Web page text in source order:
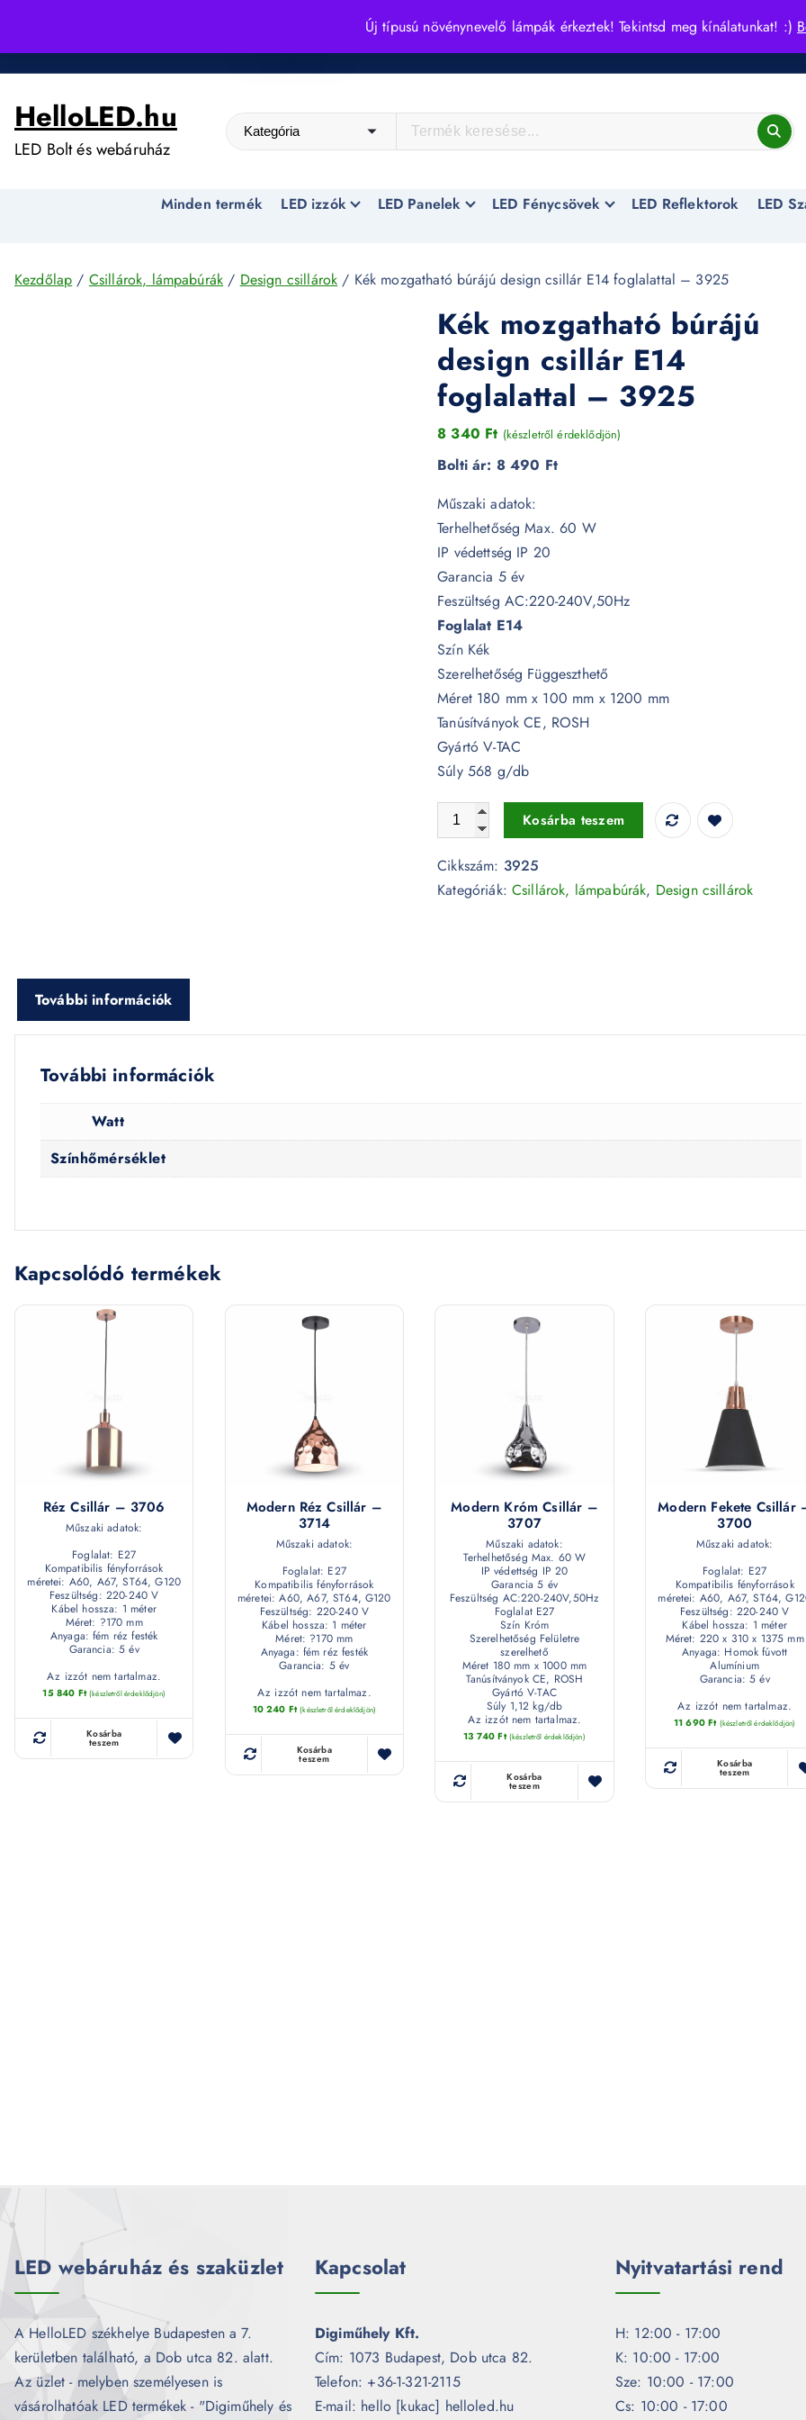
Új típusú növénynevelő lámpák érkeztek! Tekintsd meg kínálatunkat! :)
i
HelloLED.hu
LED Bolt és webáruház
Minden termék LED izzók LED Panelek LED Fénycsövek LED Reflektorok LED
Kezdőlap / Csillárok, lámpabúrák / Design csillárok / Kék mozgatható búrájú design csillár E14 foglalattal – 3925
Kék mozgatható búrájú
design csillár E14
foglalattal – 3925
8 340 Ft (készletről érdeklődjön)
Bolti ár: 8 490 Ft
Műszaki adatok:
Terhelhetőség Max. 60 W
IP védettség IP 20
Garancia 5 év
Feszültség AC:220-240V,50Hz
Foglalat E14
Szín Kék
Szerelhetőség Függeszthető
Méret 180 mm x 100 mm x 1200 mm
Tanúsítványok CE, ROSH
Gyártó V-TAC
Súly 568 g/db
Kék mozgatható búrájú design csillár E14 foglalattal - 3925
Kosárba teszem
Cikkszám: 3925
Kategóriák:Csillárok, lámpabúrák, Design csillárok
További információk
További információk
Watt
Színhőmérséklet
Kapcsolódó termékek
Réz Csillár – 3706
Műszaki adatok:
Foglalat: E27
Kompatibilis fényforrások
méretei: A60, A67, ST64, G120
Feszültség: 220-240 V
Kábel hossza: 1 méter
Méret: ?170 mm
Anyaga: fém réz festék
Garancia: 5 év
Az izzót nem tartalmaz.
15 840 Ft (készletről érdeklődjön)
Kosárba
teszem
Modern Réz Csillár –
3714
Műszaki adatok:
Foglalat: E27
Kompatibilis fényforrások
méretei: A60, A67, ST64, G120
Feszültség: 220-240 V
Kábel hossza: 1 méter
Méret: ?170 mm
Anyaga: fém réz festék
Garancia: 5 év
Az izzót nem tartalmaz.
10 240 Ft (készletről érdeklődjön)
Kosárba
teszem
Modern Króm Csillár –
3707
Műszaki adatok:
Terhelhetőség Max. 60 W
IP védettség IP 20
Garancia 5 év
Feszültség AC:220-240V,50Hz
Foglalat E27
Szín Króm
Szerelhetőség Felületre
szerelhető
Méret 180 mm x 1000 mm
Tanúsítványok CE, ROSH
Gyártó V-TAC
Súly 1,12 kg/db
Az izzót nem tartalmaz.
13 740Ft (készletről érdeklődjön)
Kosárba
teszem
Modern Fekete Csillár
3700
Műszaki adatok:
Foglalat: E27
Kompatibilis fényforrások
méretei: A60, A67, ST64,
Feszültség: 220-240 V
Kábel hossza: 1 méter
Méret: 220 x 310 x 1375 mm
Anyaga: Homok fúvott
Alumínium
Garancia: 5 év
Az izzót nem tartalmaz.
11 690Ft (készletről érdeklődjön)
Kosárba
teszem
LED webáruház és szaküzlet
A HelloLED székhelye Budapesten a 7.
kerületben található, a Dob utca 82. alatt.
Az üzlet - melyben személyesen is
vásárolhatóak LED termékek - "Digiműhely és
Kapcsolat
Digiműhely Kft.
Cím: 1073 Budapest, Dob utca 82.
Telefon: +36-1-321-2115
E-mail: hello [kukac] helloled.hu
Nyitvatartási rend
H: 12:00 - 17:00
K: 10:00 - 17:00
Sze: 10:00 - 17:00
Cs: 10:00 - 17:00